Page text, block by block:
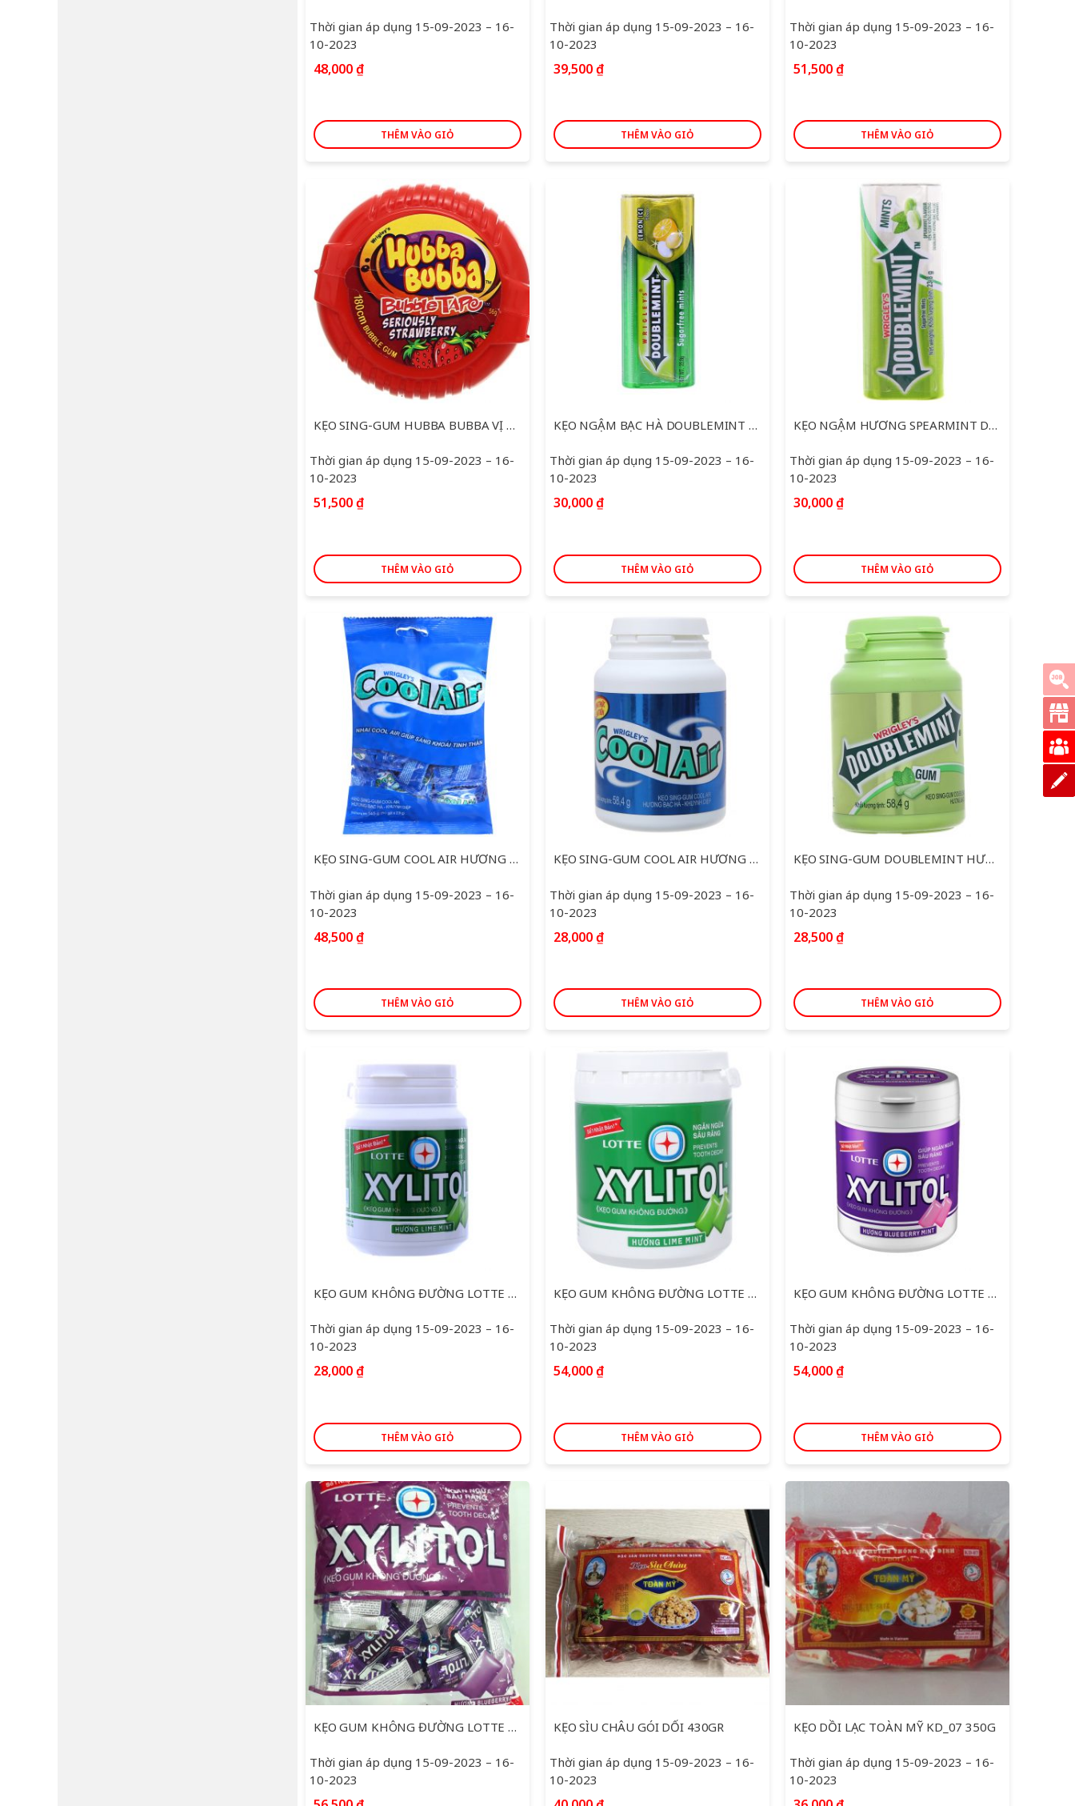
Thời gian áp dụng 15-09-2023 – 16-
10-2023
48,000₫
THÊM VÀO GIỎ
Thời gian áp dụng 15-09-2023 – 16-
10-2023
39,500₫
THÊM VÀO GIỎ
Thời gian áp dụng 15-09-2023 – 16-
10-2023
51,500₫
THÊM VÀO GIỎ
KẸO SING-GUM HUBBA BUBBA VỊ DÂU TÂY HỘP 56G
Thời gian áp dụng 15-09-2023 – 16-
10-2023
51,500₫
THÊM VÀO GIỎ
KẸO NGẬM BẠC HÀ DOUBLEMINT 23,8G
Thời gian áp dụng 15-09-2023 – 16-
10-2023
30,000₫
THÊM VÀO GIỎ
KẸO NGẬM HƯƠNG SPEARMINT DOUBLEMINT HỘP 23.8G
Thời gian áp dụng 15-09-2023 – 16-
10-2023
30,000₫
THÊM VÀO GIỎ
KẸO SING-GUM COOL AIR HƯƠNG BẠC HÀ KHUYNH DIỆP GÓI 145G
Thời gian áp dụng 15-09-2023 – 16-
10-2023
48,500₫
THÊM VÀO GIỎ
KẸO SING-GUM COOL AIR HƯƠNG BẠC HÀ KHUYNH DIỆP HŨ 58.4G
Thời gian áp dụng 15-09-2023 – 16-
10-2023
28,000₫
THÊM VÀO GIỎ
KẸO SING-GUM DOUBLEMINT HƯƠNG BẠC HÀ HŨ 58.4G
Thời gian áp dụng 15-09-2023 – 16-
10-2023
28,500₫
THÊM VÀO GIỎ
KẸO GUM KHÔNG ĐƯỜNG LOTTE XYLITOL HƯƠNG LIME MINT HŨ 58G
Thời gian áp dụng 15-09-2023 – 16-
10-2023
28,000₫
THÊM VÀO GIỎ
KẸO GUM KHÔNG ĐƯỜNG LOTTE XYLITOL HƯƠNG LIME MINT HŨ 137.8G
Thời gian áp dụng 15-09-2023 – 16-
10-2023
54,000₫
THÊM VÀO GIỎ
KẸO GUM KHÔNG ĐƯỜNG LOTTE XYLITOL HƯƠNG BLUEBERRY MINT HỘP 137.8G
Thời gian áp dụng 15-09-2023 – 16-
10-2023
54,000₫
THÊM VÀO GIỎ
KẸO GUM KHÔNG ĐƯỜNG LOTTE XYLITOL HƯƠNG BLUEBERRY MINT GÓI 159.5G
Thời gian áp dụng 15-09-2023 – 16-
10-2023
KẸO SÌU CHÂU GÓI DỐI 430GR
Thời gian áp dụng 15-09-2023 – 16-
10-2023
KẸO DỒI LẠC TOÀN MỸ KD_07 350G
Thời gian áp dụng 15-09-2023 – 16-
10-2023